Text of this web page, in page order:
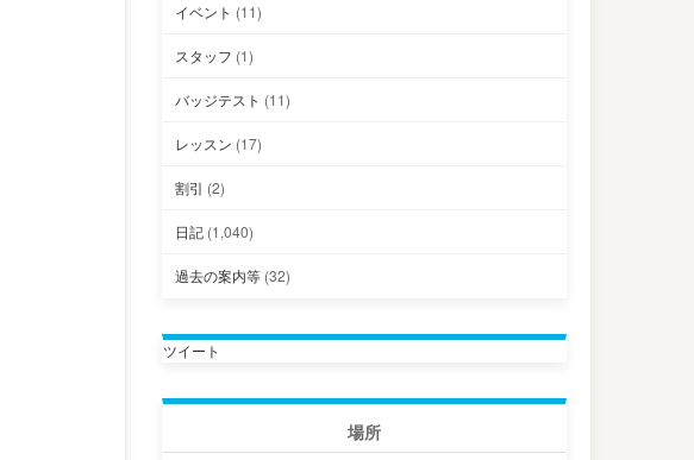
イベント (11)
スタッフ (1)
バッジテスト (11)
レッスン (17)
割引 (2)
日記 (1,040)
過去の案内等 (32)
ツイート
場所